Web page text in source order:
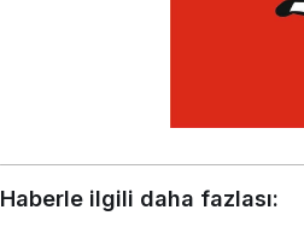
Haberle ilgili daha fazlası: